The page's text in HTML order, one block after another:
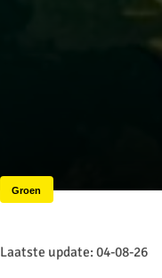
Groen
Laatste update: 04-08-26